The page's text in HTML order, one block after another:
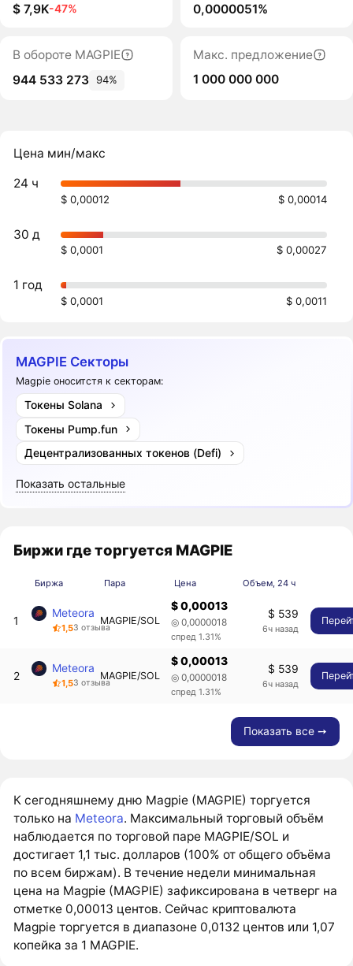
$ 7,9K-47%
0,0000051%
В обороте MAGPIE
944 533 273 94%
Макс. предложение
1 000 000 000
Цена мин/макс
24 ч
$ 0,00012 $ 0,00014
30 д
$ 0,0001 $ 0,00027
1 год
$ 0,0001 $ 0,0011
MAGPIE Секторы
Magpie оноситстя к секторам:
Токены Solana
Токены Pump.fun
Децентрализованных токенов (Defi)
Показать остальные
Биржи где торгуется MAGPIE
Биржа Пара Цена Объем, 24 ч
1
Meteora
1,53 отзыва
MAGPIE/SOL
$ 0,00013
◎ 0,0000018
спред 1.31%
$ 539
6ч назад
2
Meteora
1,53 отзыва
MAGPIE/SOL
$ 0,00013
◎ 0,0000018
спред 1.31%
$ 539
6ч назад
Показать все ➙
К сегодняшнему дню Magpie (MAGPIE) торгуется
только на Meteora. Максимальный торговый объём
наблюдается по торговой паре MAGPIE/SOL и
достигает 1,1 тыс. долларов (100% от общего объёма
по всем биржам). В течение недели минимальная
цена на Magpie (MAGPIE) зафиксирована в четверг на
отметке 0,00013 центов. Сейчас криптовалюта
Magpie торгуется в диапазоне 0,0132 центов или 1,07
копейка за 1 MAGPIE.